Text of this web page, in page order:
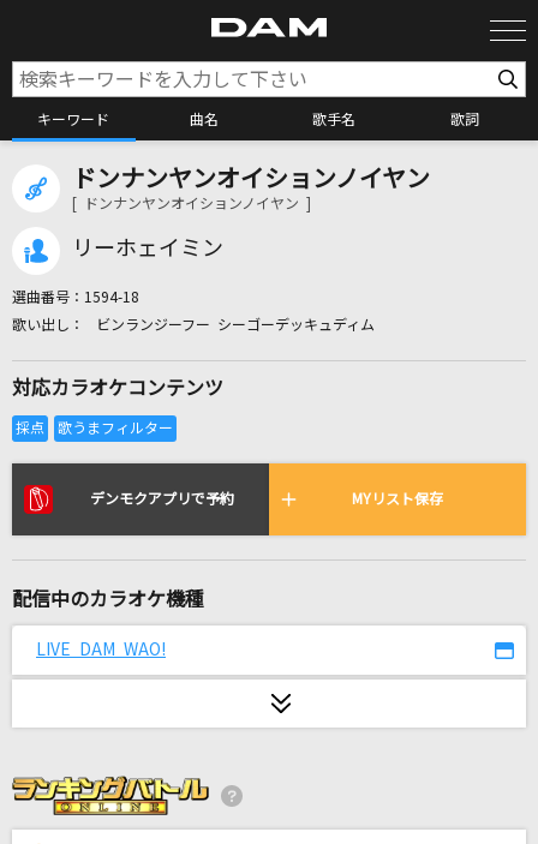
キーワード 曲名 歌手名 歌詞
カラオケ検索
リアルタイムで歌われている曲の一覧
晴る
特にない
[生音]U&I
ドンナンヤンオイションノイヤン
[ ドンナンヤンオイションノイヤン ]
リーホェイミン
選曲番号： 1594-18
ビンランジーフー シーゴーデッキュディム
対応カラオケコンテンツ
デンモクアプリで予約 MYリスト保存
配信中のカラオケ機種
LIVE DAM WAO!